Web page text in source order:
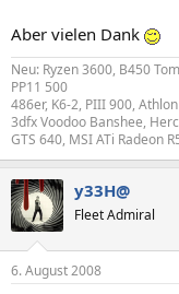
Aber vielen Dank
Neu: Ryzen 3600, B450
PP11 500
486er, K6-2, PIII 900,
3dfx Voodoo Banshee,
GTS 640, MSI ATi Radeon
y33H@
Fleet Admiral
6. August 2008